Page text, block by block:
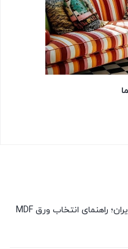
بهترین برندهای ام دی اف ایران؛ راهنمای انتخاب ورق MDF